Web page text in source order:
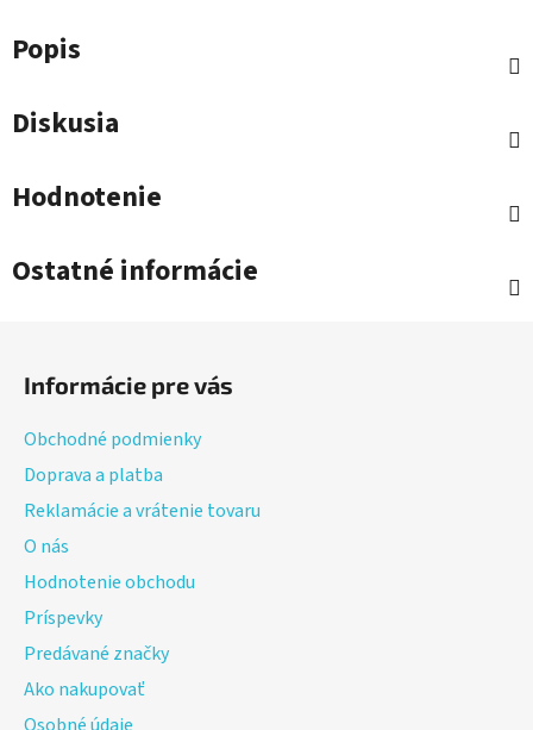
Popis
Diskusia
Hodnotenie
Ostatné informácie
Informácie pre vás
Obchodné podmienky
Doprava a platba
Reklamácie a vrátenie tovaru
O nás
Hodnotenie obchodu
Príspevky
Predávané značky
Ako nakupovať